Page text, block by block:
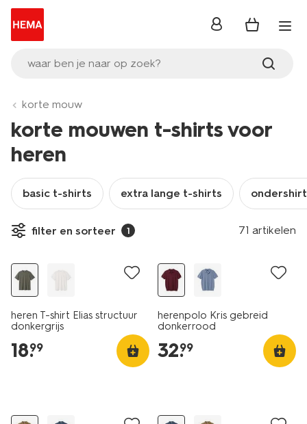
waar ben je naar op zoek?
inloggen
korte mouw
korte mouwen t-shirts voor
heren
basic t-shirts extra lange t-shirts
filter en sorteer 1 71 artikelen
nieuw
heren T-shirt Elias structuur
donkergrijs
18.
99
herenpolo Kris gebreid
donkerrood
32.
99